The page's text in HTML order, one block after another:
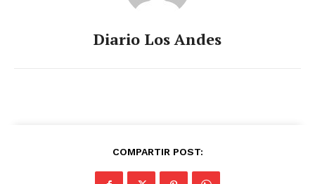
Diario Los Andes
COMPARTIR POST: